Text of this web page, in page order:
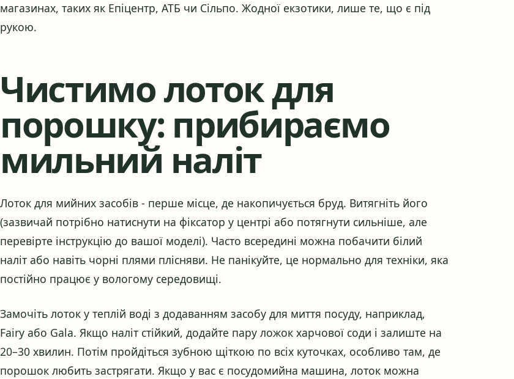
магазинах, таких як Епіцентр, АТБ чи Сільпо. Жодної екзотики, лише те, що є під
рукою.
Чистимо лоток для
порошку: прибираємо
мильний наліт
Лоток для мийних засобів - перше місце, де накопичується бруд. Витягніть його
(зазвичай потрібно натиснути на фіксатор у центрі або потягнути сильніше, але
перевірте інструкцію до вашої моделі). Часто всередині можна побачити білий
наліт або навіть чорні плями плісняви. Не панікуйте, це нормально для техніки, яка
постійно працює у вологому середовищі.
Замочіть лоток у теплій воді з додаванням засобу для миття посуду, наприклад,
Fairy або Gala. Якщо наліт стійкий, додайте пару ложок харчової соди і залиште на
20–30 хвилин. Потім пройдіться зубною щіткою по всіх куточках, особливо там, де
порошок любить застрягати. Якщо у вас є посудомийна машина, лоток можна